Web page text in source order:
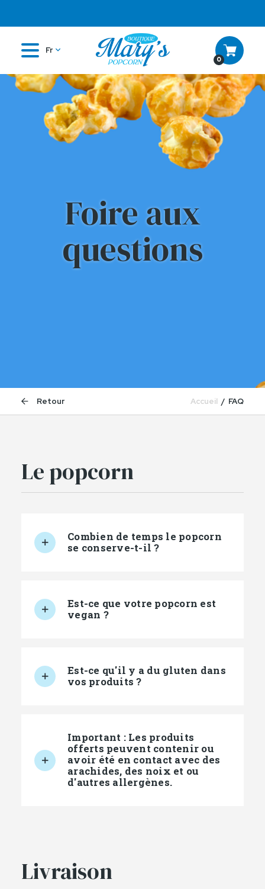
Fr
0
Foire aux
questions
Retour Accueil FAQ
Le popcorn
Combien de temps le popcorn
se conserve-t-il ?
Est-ce que votre popcorn est
vegan ?
Est-ce qu'il y a du gluten dans
vos produits ?
Important : Les produits
offerts peuvent contenir ou
avoir été en contact avec des
arachides, des noix et ou
d'autres allergènes.
Livraison